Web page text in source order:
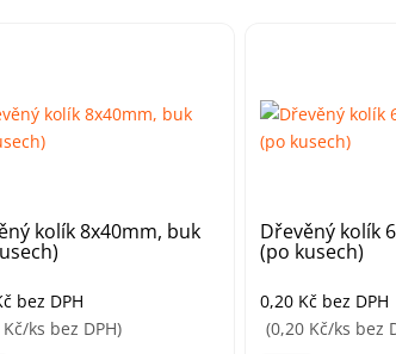
kolík 8x40mm, buk
bez DPH
ks bez DPH)
Dřevěný kolík
(po kusech)
0,20 Kč bez DPH
(0,20 Kč/ks bez